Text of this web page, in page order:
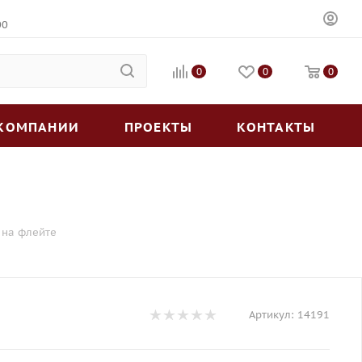
0 0 0
ПРОЕКТЫ КОНТАКТЫ
флейте
Артикул: 14191